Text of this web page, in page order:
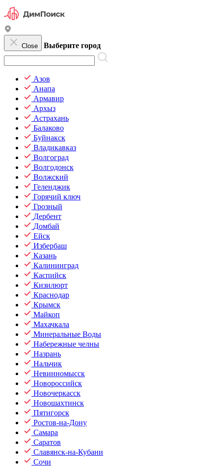
Close Выберите город
Азов
Анапа
Армавир
Архыз
Астрахань
Балаково
Буйнакск
Владикавказ
Волгоград
Волгодонск
Волжский
Геленджик
Горячий ключ
Грозный
Дербент
Домбай
Ейск
Избербаш
Казань
Калининград
Каспийск
Кизилюрт
Краснодар
Крымск
Майкоп
Махачкала
Минеральные Воды
Набережные челны
Назрань
Нальчик
Невинномысск
Новороссийск
Новочеркасск
Новошахтинск
Пятигорск
Ростов-на-Дону
Самара
Саратов
Славянск-на-Кубани
Сочи